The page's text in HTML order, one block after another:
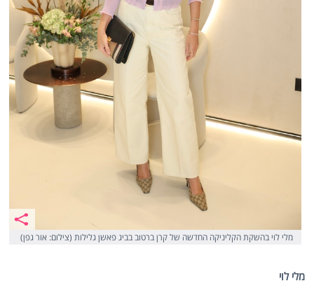
מלי לוי בהשקת הקליניקה החדשה של קרן ברטוב בביג פאשן גלילות (צילום: אור גפן)
מלי לוי